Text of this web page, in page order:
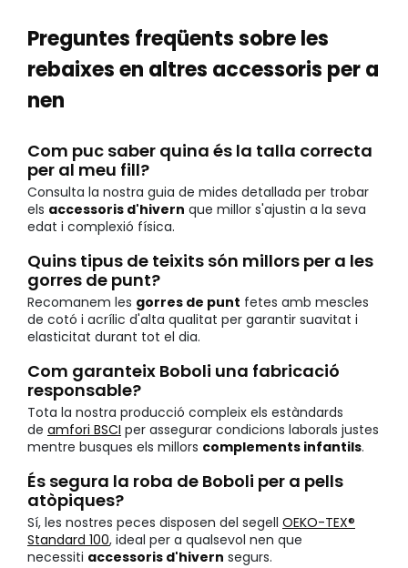
Preguntes freqüents sobre les
rebaixes en altres accessoris per a
nen
Com puc saber quina és la talla correcta
per al meu fill?
Consulta la nostra guia de mides detallada per trobar
els accessoris d'hivern que millor s'ajustin a la seva
edat i complexió física.
Quins tipus de teixits són millors per a les
gorres de punt?
Recomanem les gorres de punt fetes amb mescles
de cotó i acrílic d'alta qualitat per garantir suavitat i
elasticitat durant tot el dia.
Com garanteix Boboli una fabricació
responsable?
Tota la nostra producció compleix els estàndards
de amfori BSCI per assegurar condicions laborals justes
mentre busques els millors complements infantils.
És segura la roba de Boboli per a pells
atòpiques?
Sí, les nostres peces disposen del segell OEKO-TEX®
Standard 100, ideal per a qualsevol nen que
necessiti accessoris d'hivern segurs.